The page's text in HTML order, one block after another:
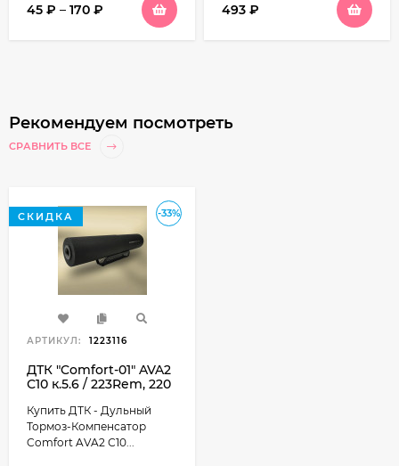
45 ₽ – 170 ₽ 493 ₽
Рекомендуем посмотреть
СРАВНИТЬ ВСЕ
-33%
СКИДКА
АРТИКУЛ: 1223116
ДТК "Comfort-01" AVA2
С10 к.5.6 / 223Rem, 220
46мм, 450гр. (Сайга
223/5.45 Барс4-1)
Купить ДТК - Дульный
Тормоз-Компенсатор
Comfort AVA2 С10...